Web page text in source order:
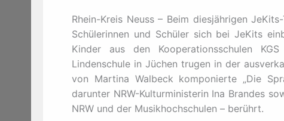
Rhein-Kreis Neuss – Beim diesjährigen
Schülerinnen und Schüler sich bei JeKits
Kinder aus den Kooperationsschulen
Lindenschule in Jüchen trugen in der
von Martina Walbeck komponierte „Die
darunter NRW-Kulturministerin Ina Brandes
NRW und der Musikhochschulen – berührt.